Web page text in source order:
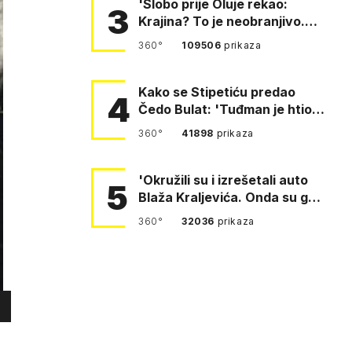
3
'Slobo prije Oluje rekao:
Krajina? To je neobranjivo.
Tuđmana zvao Krivousti'
360° 109506prikaza
4 Kako se Stipetiću predao
Čedo Bulat: 'Tuđman je htio
da se prerušim u ženu'
360° 41898 prikaza
5
'Okružili su i izrešetali auto
Blaža Kraljevića. Onda su ga
vukli po cesti'
360° 32036 prikaza